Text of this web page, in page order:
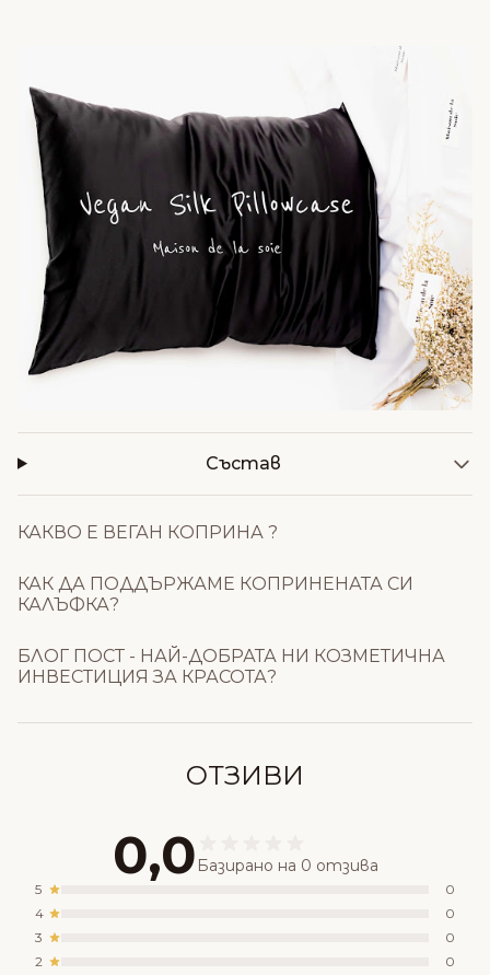
Състав
КАКВО Е ВЕГАН КОПРИНА ?
КАК ДА ПОДДЪРЖАМЕ КОПРИНЕНАТА СИ
КАЛЪФКА?
БЛОГ ПОСТ - НАЙ-ДОБРАТА НИ КОЗМЕТИЧНА
ИНВЕСТИЦИЯ ЗА КРАСОТА?
ОТЗИВИ
0,0 Базирано на 0 отзива
5
0
4
0
3
0
2
0